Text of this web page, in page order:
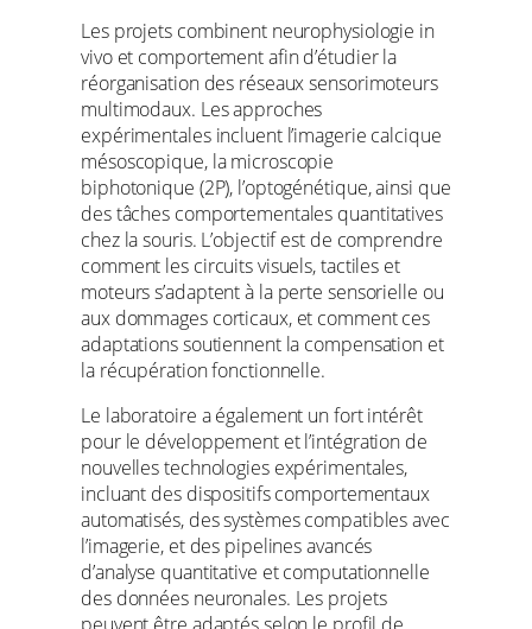
Les projets combinent neurophysiologie in
vivo et comportement afin d’étudier la
réorganisation des réseaux sensorimoteurs
multimodaux. Les approches
expérimentales incluent l’imagerie calcique
mésoscopique, la microscopie
biphotonique (2P), l’optogénétique, ainsi que
des tâches comportementales quantitatives
chez la souris. L’objectif est de comprendre
comment les circuits visuels, tactiles et
moteurs s’adaptent à la perte sensorielle ou
aux dommages corticaux, et comment ces
adaptations soutiennent la compensation et
la récupération fonctionnelle.
Le laboratoire a également un fort intérêt
pour le développement et l’intégration de
nouvelles technologies expérimentales,
incluant des dispositifs comportementaux
automatisés, des systèmes compatibles avec
l’imagerie, et des pipelines avancés
d’analyse quantitative et computationnelle
des données neuronales. Les projets